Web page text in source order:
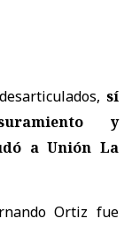
sí
y
a Unión La
Ortiz fue